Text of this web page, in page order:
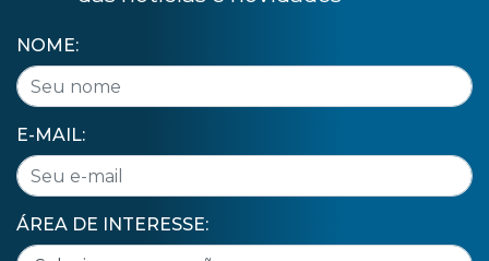
NOME:
E-MAIL:
ÁREA DE INTERESSE: